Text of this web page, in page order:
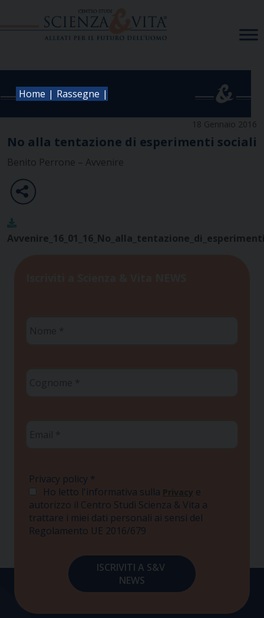
Home | Rassegne |
18 Gennaio 2016
No alla tentazione di esperimenti sociali
Benito Perrone – Avvenire
Privacy policy *
Ho letto l'informativa sulla Privacy e
autorizzo il Centro Studi Scienza & Vita a
trattare i miei dati personali ai sensi del
Regolamento UE 2016/679